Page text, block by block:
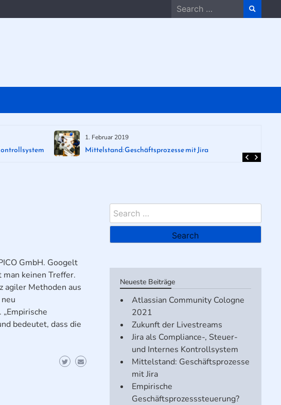
Search
for:
1. Februar 2019
Mittelstand: Geschäftsprozesse mit Jira
GmbH. Googelt
man keinen Treffer.
agiler Methoden aus
bedeutet, dass die
Search
for:
Neueste Beiträge
Atlassian Community Cologne
2021
Zukunft der Livestreams
Jira als Compliance-, Steuer-
und Internes Kontrollsystem
Mittelstand: Geschäftsprozesse
mit Jira
Empirische
Geschäftsprozesssteuerung?